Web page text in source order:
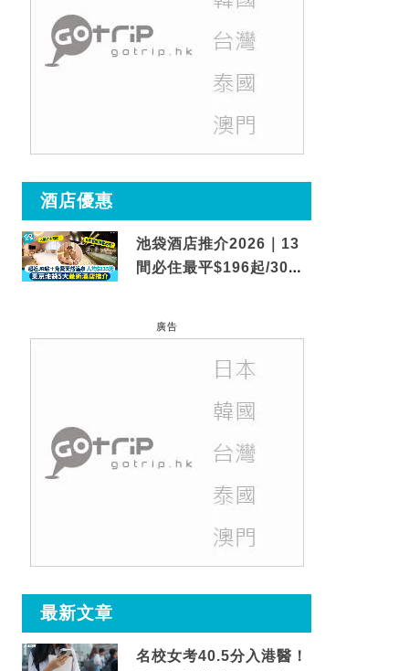
酒店優惠
池袋酒店推介2026｜13
間必住最平$196起/30秒
廣告
最新文章
名校女考40.5分入港醫！